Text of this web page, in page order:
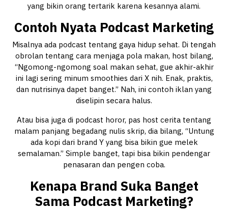
yang bikin orang tertarik karena kesannya alami.
Contoh Nyata Podcast Marketing
Misalnya ada podcast tentang gaya hidup sehat. Di tengah
obrolan tentang cara menjaga pola makan, host bilang,
“Ngomong-ngomong soal makan sehat, gue akhir-akhir
ini lagi sering minum smoothies dari X nih. Enak, praktis,
dan nutrisinya dapet banget.” Nah, ini contoh iklan yang
diselipin secara halus.
Atau bisa juga di podcast horor, pas host cerita tentang
malam panjang begadang nulis skrip, dia bilang, “Untung
ada kopi dari brand Y yang bisa bikin gue melek
semalaman.” Simple banget, tapi bisa bikin pendengar
penasaran dan pengen coba.
Kenapa Brand Suka Banget
Sama Podcast Marketing?